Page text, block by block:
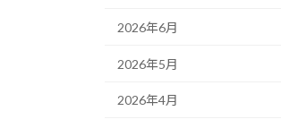
2026年6月
2026年5月
2026年4月